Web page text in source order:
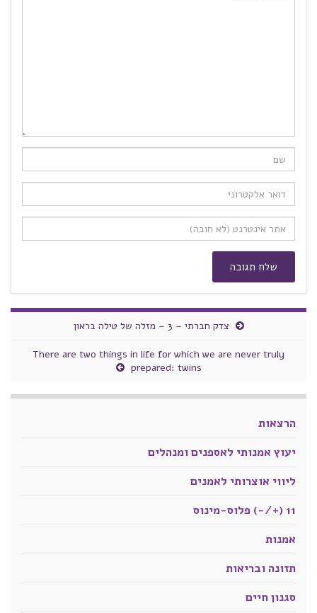
צדק חברתי – 3 – מזלה של טילה בראון
There are two things in life for which we are never truly
prepared: twins
הרצאות
יעוץ אמנותי לאספנים ומנהלים
ליווי אוצרותי לאמנים
11 (+/-) פלוס-מינוס
אמנות
תזונה ובריאות
סגנון חיים